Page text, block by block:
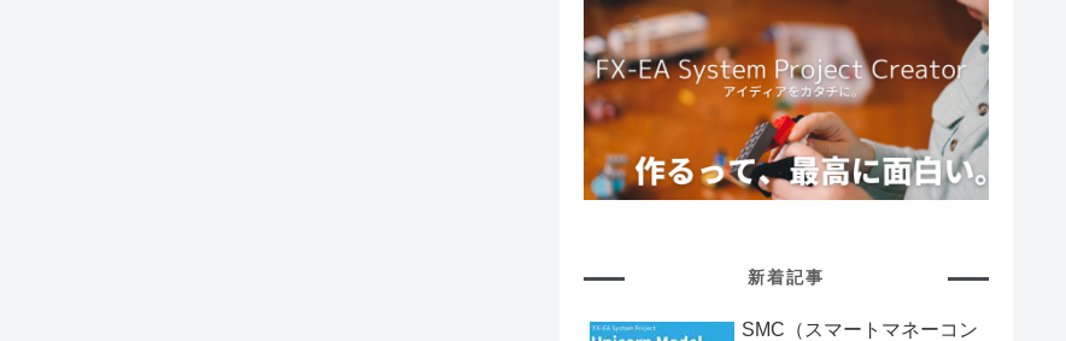
新着記事
SMC（スマートマネーコン